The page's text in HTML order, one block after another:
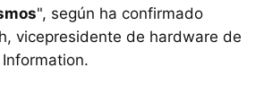
", según ha confirmado
vicepresidente de hardware de